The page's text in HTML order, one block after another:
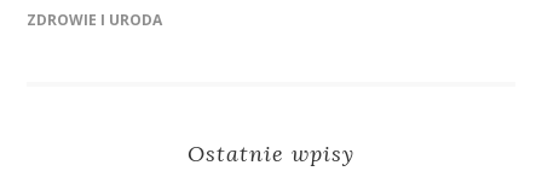
ZDROWIE I URODA
Ostatnie wpisy